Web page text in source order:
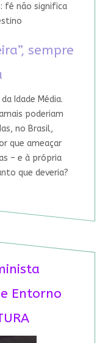
fé não significa
sempre
Idade Média.
poderiam
no Brasil,
que ameaçar
– e à própria
que deveria?
Entorno